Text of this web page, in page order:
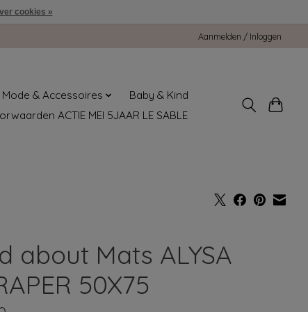
Aanmelden / Inloggen
Mode & Accessoires
Baby & Kind
ACTIE MEI 5JAAR LE SABLE
about Mats ALYSA
50X75
cookies »